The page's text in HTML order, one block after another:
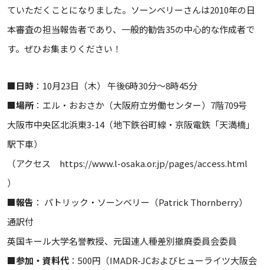
ていただくことになりました。ソーンベリーさんは2010年の日
本審査の担当報告者であり、一般的勧告35の中心的な作成者で
す。ぜひお集まりください！
■日時 ：10月23日（木） 午後6時30分～8時45分
■場所：エル・おおさか（大阪府立労働センター）7階709号
大阪市中央区北浜東3-14（地下鉄谷町線・京阪電鉄「天満橋」
駅下車）
（アクセス https://www.l-osaka.or.jp/pages/access.html
）
■報告 ： パトリック・ソーンベリー（Patrick Thornberry）
通訳付
英国キール大学名誉教授、元国連人種差別撤廃委員会委員
■参加・資料代 ：500円（IMADR-JCおよびヒューライツ大阪会